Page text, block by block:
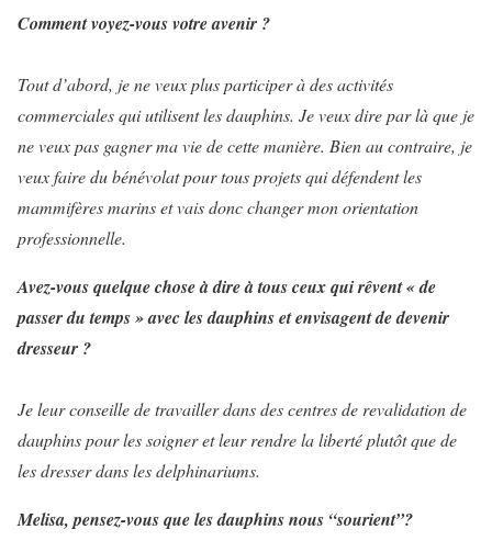
Comment voyez-vous votre avenir ?
Tout d’abord, je ne veux plus participer à des activités
commerciales qui utilisent les dauphins. Je veux dire par là que je
ne veux pas gagner ma vie de cette manière. Bien au contraire, je
veux faire du bénévolat pour tous projets qui défendent les
mammifères marins et vais donc changer mon orientation
professionnelle.
Avez-vous quelque chose à dire à tous ceux qui rêvent « de
passer du temps » avec les dauphins et envisagent de devenir
dresseur ?
Je leur conseille de travailler dans des centres de revalidation de
dauphins pour les soigner et leur rendre la liberté plutôt que de
les dresser dans les delphinariums.
Melisa, pensez-vous que les dauphins nous “sourient”?